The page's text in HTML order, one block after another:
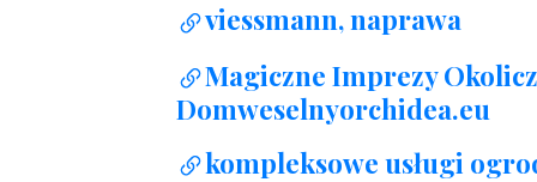
viessmann, naprawa
Magiczne Imprezy
Domweselnyorchidea.eu
kompleksowe usługi